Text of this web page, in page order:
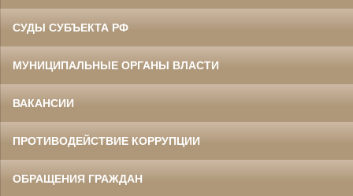
СУДЫ СУБЪЕКТА РФ
МУНИЦИПАЛЬНЫЕ ОРГАНЫ ВЛАСТИ
ВАКАНСИИ
ПРОТИВОДЕЙСТВИЕ КОРРУПЦИИ
ОБРАЩЕНИЯ ГРАЖДАН